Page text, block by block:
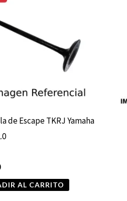
de Escape TKRJ Yamaha
AL CARRITO